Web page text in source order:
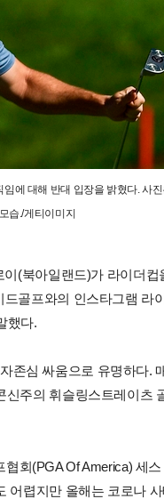
에 대해 반대 입장을 밝혔다. 사
습./게티이미지
(북아일랜드)가 라이더
골프와의 인스타그램 라
했다.
존심 싸움으로 유명하다.
주의 휘슬링스트레이츠
회(PGA Of America) 세
어렵지만 올해는 코로나